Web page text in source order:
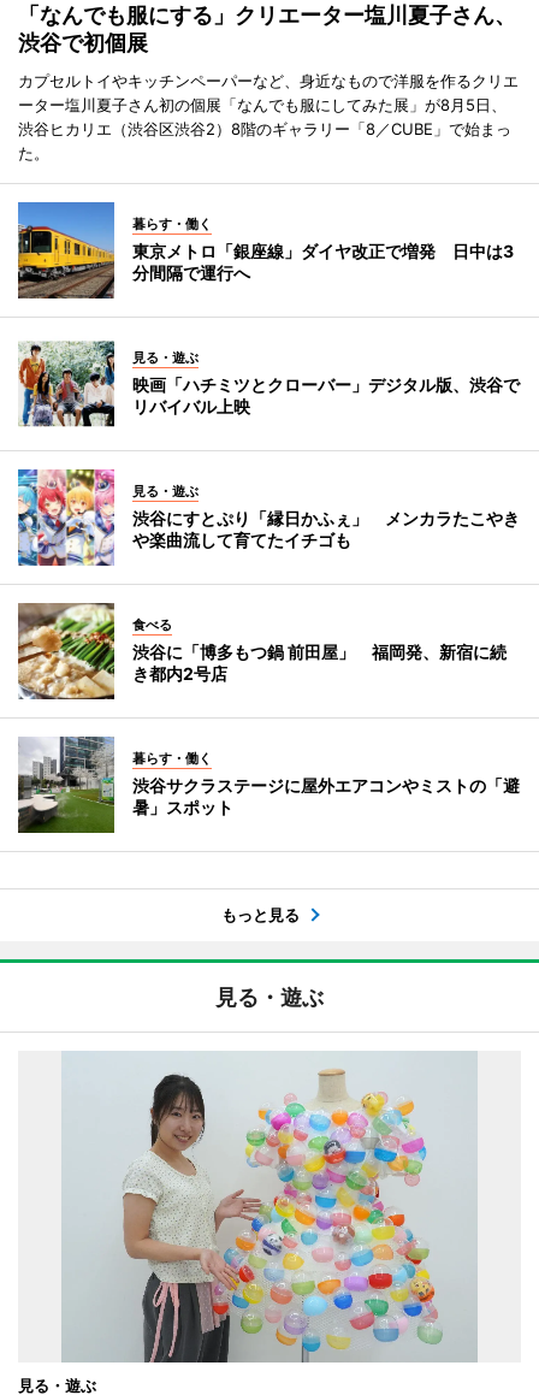
「なんでも服にする」クリエーター塩川夏子さん、
渋谷で初個展
カプセルトイやキッチンペーパーなど、身近なもので洋服を作るクリエ
ーター塩川夏子さん初の個展「なんでも服にしてみた展」が8月5日、
渋谷ヒカリエ（渋谷区渋谷2）8階のギャラリー「8／CUBE」で始まっ
た。
暮らす・働く
東京メトロ「銀座線」ダイヤ改正で増発 日中は3
分間隔で運行へ
見る・遊ぶ
映画「ハチミツとクローバー」デジタル版、渋谷で
リバイバル上映
見る・遊ぶ
渋谷にすとぷり「縁日かふぇ」 メンカラたこやき
や楽曲流して育てたイチゴも
食べる
渋谷に「博多もつ鍋 前田屋」 福岡発、新宿に続
き都内2号店
暮らす・働く
渋谷サクラステージに屋外エアコンやミストの「避
暑」スポット
もっと見る
見る・遊ぶ
見る・遊ぶ